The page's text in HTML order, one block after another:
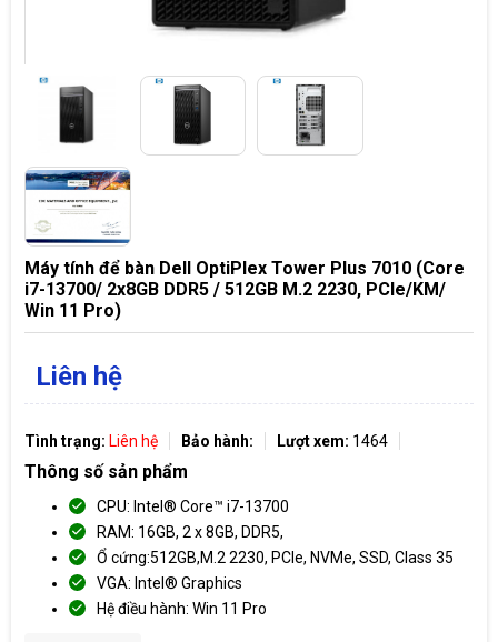
Máy tính để bàn Dell OptiPlex Tower Plus 7010 (Core
i7-13700/ 2x8GB DDR5 / 512GB M.2 2230, PCIe/KM/
Win 11 Pro)
Liên hệ
Tình trạng: Liên hệ Bảo hành: Lượt xem: 1464
Thông số sản phẩm
CPU: Intel® Core™ i7-13700
RAM: 16GB, 2 x 8GB, DDR5,
Ổ cứng:512GB,M.2 2230, PCIe, NVMe, SSD, Class 35
VGA: Intel® Graphics
Hệ điều hành: Win 11 Pro